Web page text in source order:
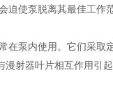
迫使泵脱离其最佳工作
在泵内使用。它们采取
漫射器叶片相互作用引